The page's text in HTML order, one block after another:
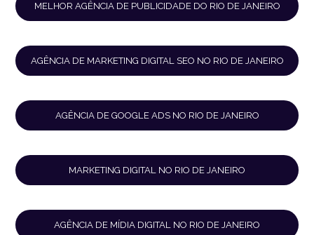
MELHOR AGÊNCIA DE PUBLICIDADE DO RIO DE JANEIRO
AGÊNCIA DE MARKETING DIGITAL SEO NO RIO DE JANEIRO
AGÊNCIA DE GOOGLE ADS NO RIO DE JANEIRO
MARKETING DIGITAL NO RIO DE JANEIRO
AGÊNCIA DE MÍDIA DIGITAL NO RIO DE JANEIRO